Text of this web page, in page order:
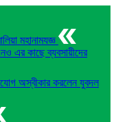
মহানামযজ্ঞ
এর কাছে ব্যবসায়ীদের
অস্বীকার করলেন যুবদল